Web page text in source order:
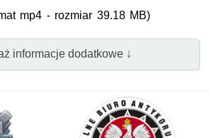
mp4 - rozmiar 39.18 MB)
informacje dodatkowe ↓